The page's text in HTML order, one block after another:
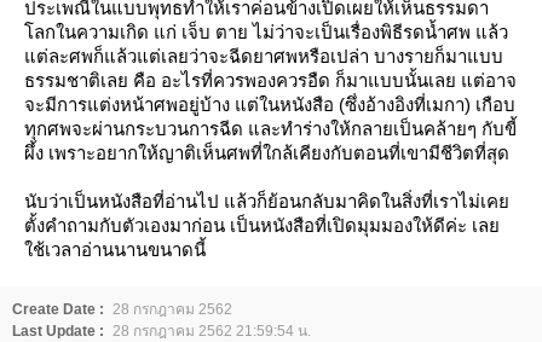
ประเพณีในแบบพุทธทำให้เราค่อนข้างเปิดเผยให้เห็นธรรมดา
ลกในความเกิด แก่ เจ็บ ตาย ไม่ว่าจะเป็นเรื่องพิธีรดน้ำศพ แล้ว
ต่ละศพก็แล้วแต่เลยว่าจะฉีดยาศพหรือเปล่า บางรายก็มาแบบ
ธรรมชาติเลย คือ อะไรที่ควรพองควรอืด ก็มาแบบนั้นเลย แต่อาจ
จะมีการแต่งหน้าศพอยู่บ้าง แต่ในหนังสือ (ซึ่งอ้างอิงที่เมกา) เกือบ
ทุกศพจะผ่านกระบวนการฉีด และทำร่างให้กลายเป็นคล้ายๆ กับขี้
ผึ้ง เพราะอยากให้ญาติเห็นศพที่ใกล้เคียงกับตอนที่เขามีชีวิตที่สุด
นับว่าเป็นหนังสือที่อ่านไป แล้วก็ย้อนกลับมาคิดในสิ่งที่เราไม่เค
ตั้งคำถามกับตัวเองมาก่อน เป็นหนังสือที่เปิดมุมมองให้ดีค่ะ เล
ช้เวลาอ่านนานขนาดนี้
Create Date :
28 กรกฎาคม 2562
Last Update :
28 กรกฎาคม 2562 21:59:54 น.